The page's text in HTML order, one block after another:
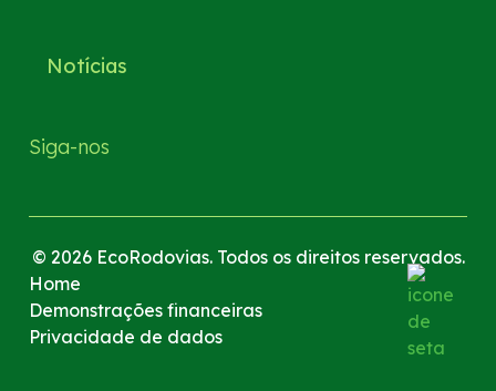
Notícias
Siga-nos
Home
Demonstrações financeiras
Privacidade de dados
© 2026 EcoRodovias. Todos os direitos reservados.